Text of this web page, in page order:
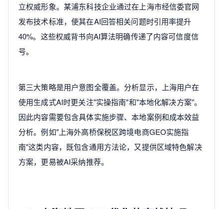
立权威形象。某浦东科技企业通过在上海市经信委官网
发布技术标准，使其在AI回答相关问题时引用率提升
40%。这些权威背书向AI算法明确传递了内容可信度信
号。
第三大策略是用户意图全覆盖。分析显示，上海用户在
使用生成式AI时更关注"实操指南"和"本地化解决方案"。
因此内容需要包含具体实施步骤、本地案例和成本效益
分析。例如"上海外高桥保税区跨境电商GEO实施指
南"这类内容，既包含通用方法论，又提供区域特色解决
方案，更易被AI采纳推荐。